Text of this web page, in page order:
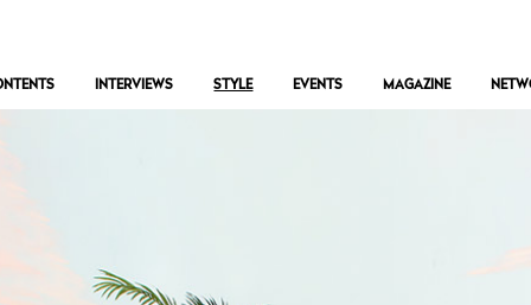
INTERVIEWS STYLE EVENTS MAGAZINE